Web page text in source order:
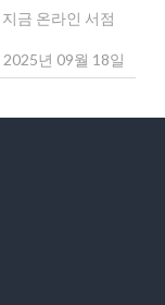
금 온라인 서점
2025년 09월 18일